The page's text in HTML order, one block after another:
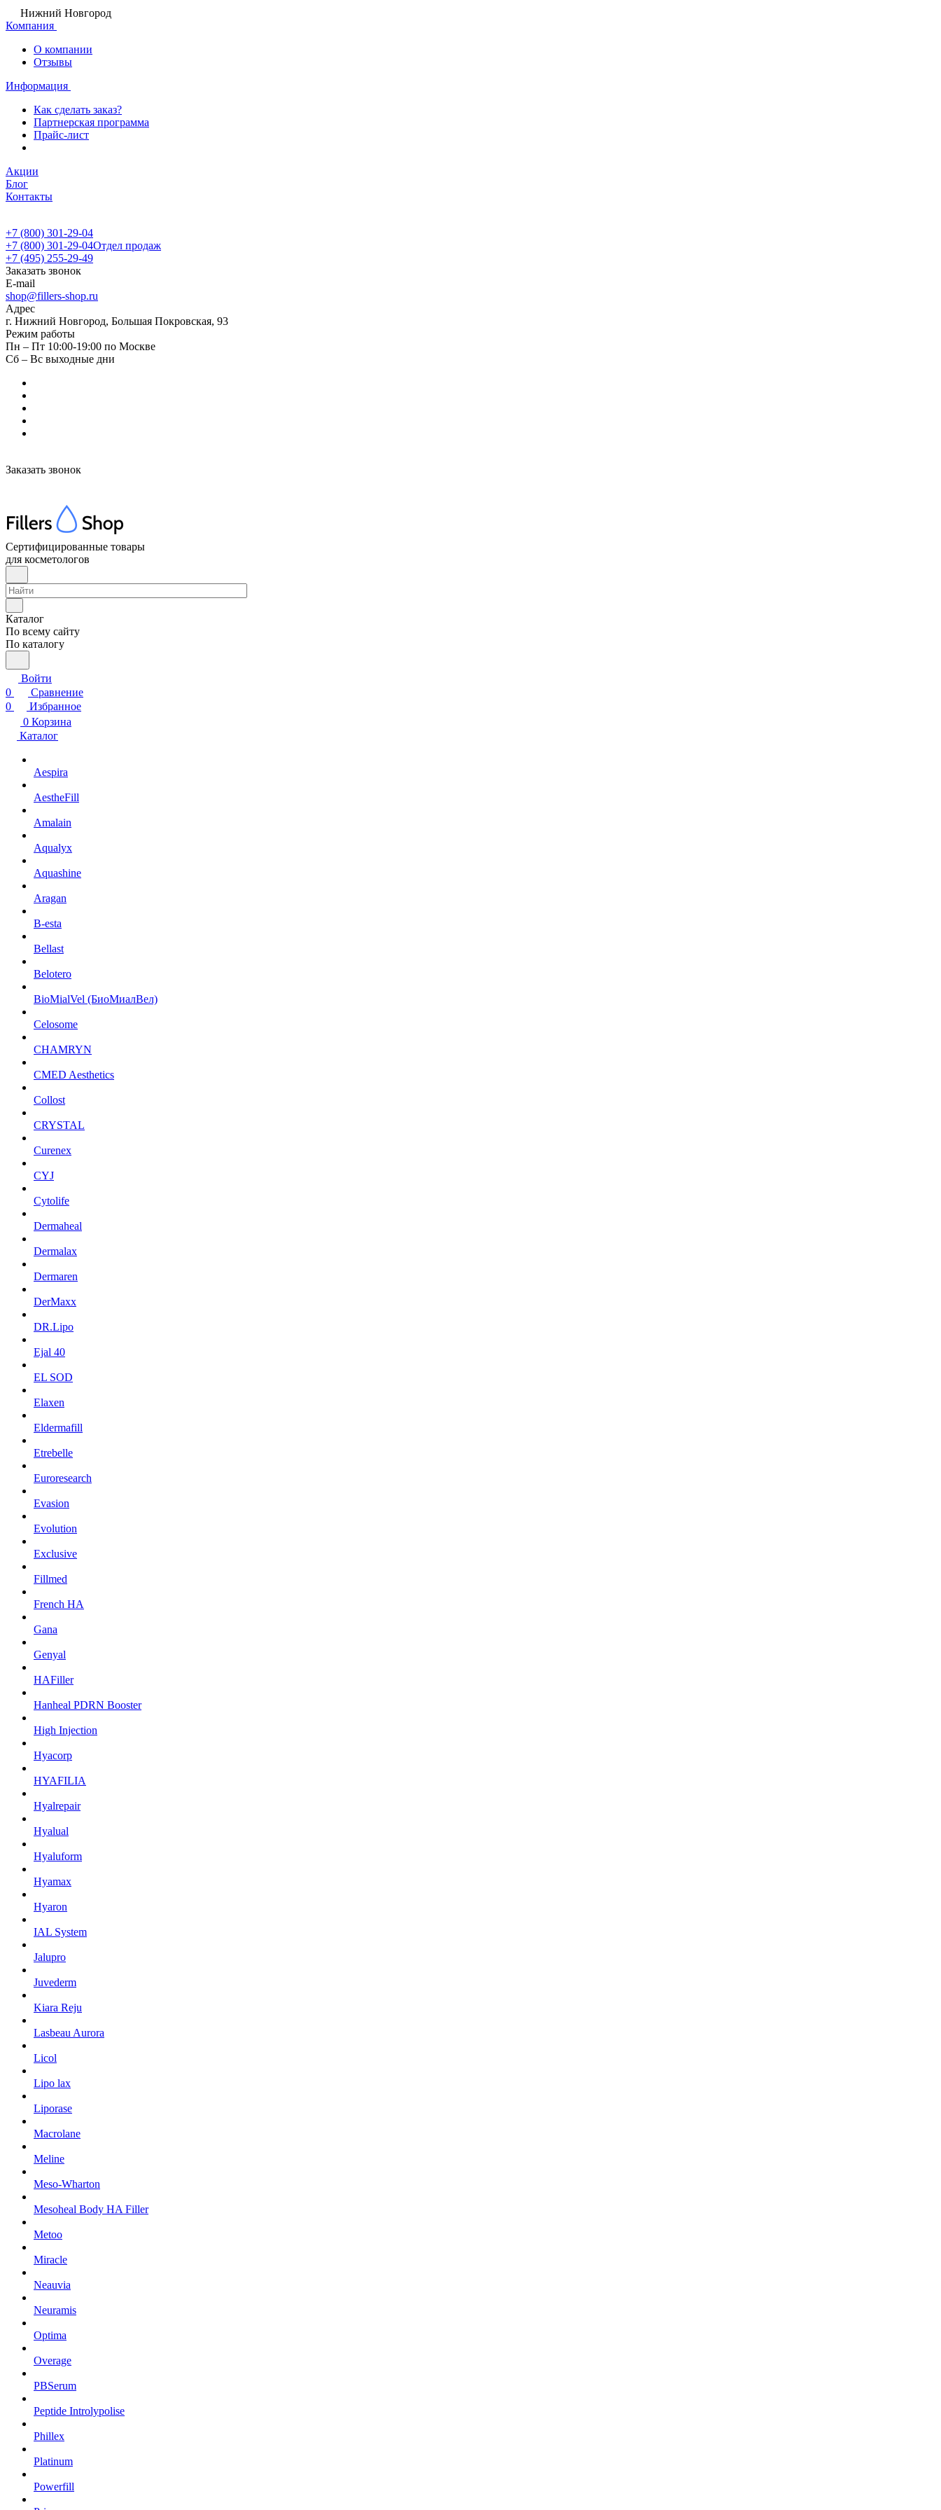
Нижний Новгород
Компания
О компании
Отзывы
Информация
Как сделать заказ?
Партнерская программа
Прайс-лист
Акции
Блог
Контакты
+7 (800) 301-29-04
+7 (800) 301-29-04Отдел продаж
+7 (495) 255-29-49
Заказать звонок
E-mail
shop@fillers-shop.ru
Адрес
г. Нижний Новгород, Большая Покровская, 93
Режим работы
Пн – Пт 10:00-19:00 по Москве
Сб – Вс выходные дни
Заказать звонок
Сертифицированные товары
для косметологов
Каталог
По всему сайту
По каталогу
Войти
0
Сравнение
0
Избранное
0 Корзина
Каталог
Aespira
AestheFill
Amalain
Aqualyx
Aquashine
Aragan
B-esta
Bellast
Belotero
BioMialVel (БиоМиалВел)
Celosome
CHAMRYN
CMED Aesthetics
Collost
CRYSTAL
Curenex
CYJ
Cytolife
Dermaheal
Dermalax
Dermaren
DerMaxx
DR.Lipo
Ejal 40
EL SOD
Elaxen
Eldermafill
Etrebelle
Euroresearch
Evasion
Evolution
Exclusive
Fillmed
French HA
Gana
Genyal
HAFiller
Hanheal PDRN Booster
High Injection
Hyacorp
HYAFILIA
Hyalrepair
Hyalual
Hyaluform
Hyamax
Hyaron
IAL System
Jalupro
Juvederm
Kiara Reju
Lasbeau Aurora
Licol
Lipo lax
Liporase
Macrolane
Meline
Meso-Wharton
Mesoheal Body HA Filler
Metoo
Miracle
Neauvia
Neuramis
Optima
Overage
PBSerum
Peptide Introlypolise
Phillex
Platinum
Powerfill